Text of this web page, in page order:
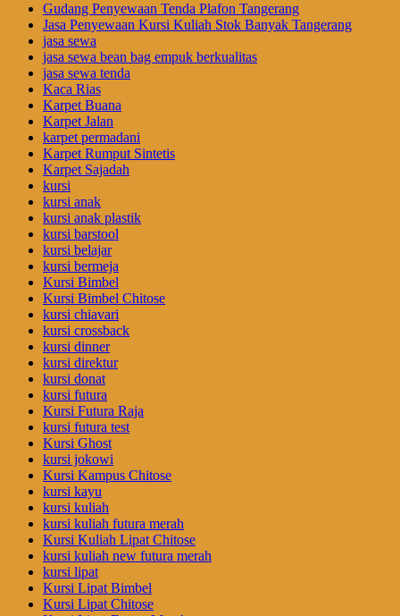
Gudang Penyewaan Tenda Plafon Tangerang
Jasa Penyewaan Kursi Kuliah Stok Banyak Tangerang
jasa sewa
jasa sewa bean bag empuk berkualitas
jasa sewa tenda
Kaca Rias
Karpet Buana
Karpet Jalan
karpet permadani
Karpet Rumput Sintetis
Karpet Sajadah
kursi
kursi anak
kursi anak plastik
kursi barstool
kursi belajar
kursi bermeja
Kursi Bimbel
Kursi Bimbel Chitose
kursi chiavari
kursi crossback
kursi dinner
kursi direktur
kursi donat
kursi futura
Kursi Futura Raja
kursi futura test
Kursi Ghost
kursi jokowi
Kursi Kampus Chitose
kursi kayu
kursi kuliah
kursi kuliah futura merah
Kursi Kuliah Lipat Chitose
kursi kuliah new futura merah
kursi lipat
Kursi Lipat Bimbel
Kursi Lipat Chitose